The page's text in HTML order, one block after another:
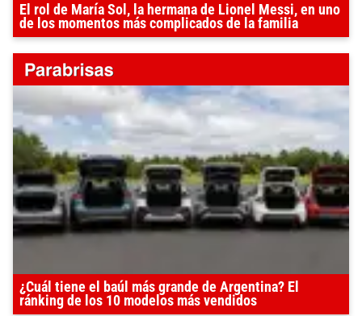
El rol de María Sol, la hermana de Lionel Messi, en uno
de los momentos más complicados de la familia
¿Cuál tiene el baúl más grande de Argentina? El
ránking de los 10 modelos más vendidos